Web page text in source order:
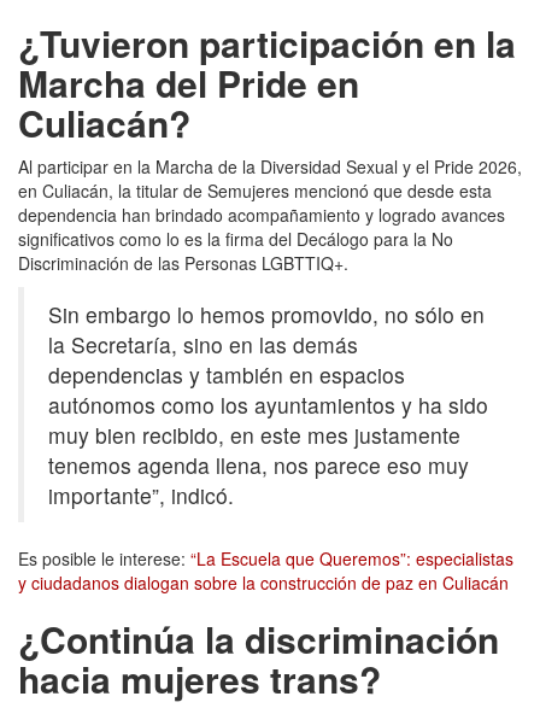
¿Tuvieron participación en la
Marcha del Pride en
Culiacán?
Al participar en la Marcha de la Diversidad Sexual y el Pride 2026,
en Culiacán, la titular de Semujeres mencionó que desde esta
dependencia han brindado acompañamiento y logrado avances
significativos como lo es la firma del Decálogo para la No
Discriminación de las Personas LGBTTIQ+.
Sin embargo lo hemos promovido, no sólo en
la Secretaría, sino en las demás
dependencias y también en espacios
autónomos como los ayuntamientos y ha sido
muy bien recibido, en este mes justamente
tenemos agenda llena, nos parece eso muy
importante”, indicó.
Es posible le interese: “La Escuela que Queremos”: especialistas
y ciudadanos dialogan sobre la construcción de paz en Culiacán
¿Continúa la discriminación
hacia mujeres trans?